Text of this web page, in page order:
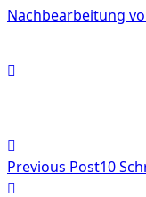
Nachbearbeitung
<span
class="nav-
Previous Post10